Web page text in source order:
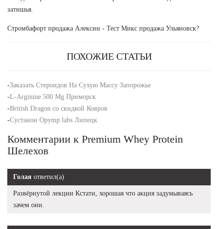
затишья.
Стромбафорт продажа Алексин - Тест Микс продажа Ульяновск?
ПОХОЖИЕ СТАТЬИ
-Заказать Стероидов На Сухую Массу Запорожье
-L-Arginine 500 Mg Приморск
-British Dragon со скидкой Ковров
-Сустанон Opymp labs Липецк
Комментарии к Premium Whey Protein
Шелехов
Голая ответил(а)
Развёрнутой лекции Кстати, хорошая что акция задумываясь
зачем они.